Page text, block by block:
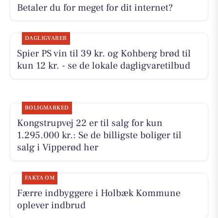
Betaler du for meget for dit internet?
DAGLIGVARER
Spier PS vin til 39 kr. og Kohberg brød til
kun 12 kr. - se de lokale dagligvaretilbud
BOLIGMARKED
Kongstrupvej 22 er til salg for kun
1.295.000 kr.: Se de billigste boliger til
salg i Vipperød her
FAKTA OM
Færre indbyggere i Holbæk Kommune
oplever indbrud